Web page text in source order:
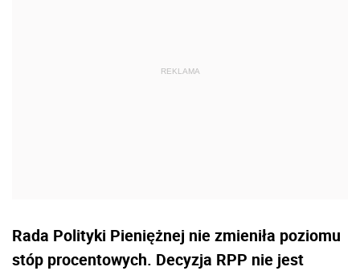
Rada Polityki Pieniężnej nie zmieniła poziomu
stóp procentowych. Decyzja RPP nie jest